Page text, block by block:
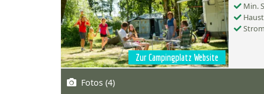
Zur Campingplatz Website
Min.
Strom
Fotos (4)